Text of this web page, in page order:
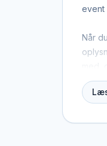
event
Når